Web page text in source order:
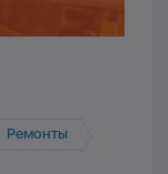
Ремонты